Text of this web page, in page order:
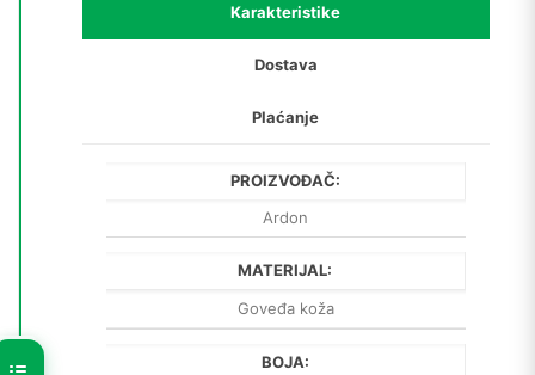
Karakteristike
Dostava
Plaćanje
PROIZVOĐAČ:
Ardon
MATERIJAL:
Goveđa koža
BOJA: